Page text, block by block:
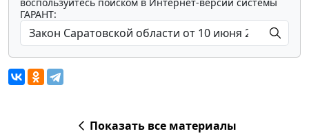
ГАРАНТ:
Показать все материалы